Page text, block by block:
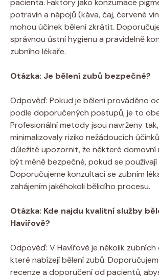
potravin a nápojů (káva, čaj, červené
mohou účinek bělení zkrátit.
správnou ústní hygienu a pravidelně
zubního lékaře.
Otázka: Je bělení zubů bezpečné?
Odpověď: Pokud je bělení prováděno
podle doporučených postupů, je to
Profesionální metody jsou navrženy
minimalizovaly riziko nežádoucích
důležité upozornit, že některé
být méně bezpečné, pokud se používají
Doporučujeme konzultaci se zubním
zahájením jakéhokoli bělicího procesu.
Otázka: Kde najdu kvalitní služby
Havířově?
Odpověď: V Havířově je několik zubních
které nabízejí bělení zubů.
recenze a doporučení od pacientů,